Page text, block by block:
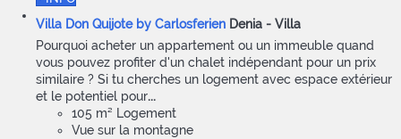
Villa Don Quijote by Carlosferien Denia - Villa
Pourquoi acheter un appartement ou un immeuble quand
vous pouvez profiter d'un chalet indépendant pour un prix
similaire ? Si tu cherches un logement avec espace extérieur
et le potentiel pour...
105 m² Logement
Vue sur la montagne